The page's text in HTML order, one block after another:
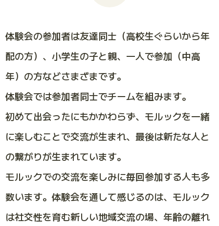
体験会の参加者は友達同士（高校生ぐらいから年
配の方）、小学生の子と親、一人で参加（中高
年）の方などさまざまです。
体験会では参加者同士でチームを組みます。
初めて出会ったにもかかわらず、モルックを一緒
に楽しむことで交流が生まれ、最後は新たな人と
の繋がりが生まれています。
モルックでの交流を楽しみに毎回参加する人も多
数います。体験会を通して感じるのは、モルック
は社交性を育む新しい地域交流の場、年齢の離れ